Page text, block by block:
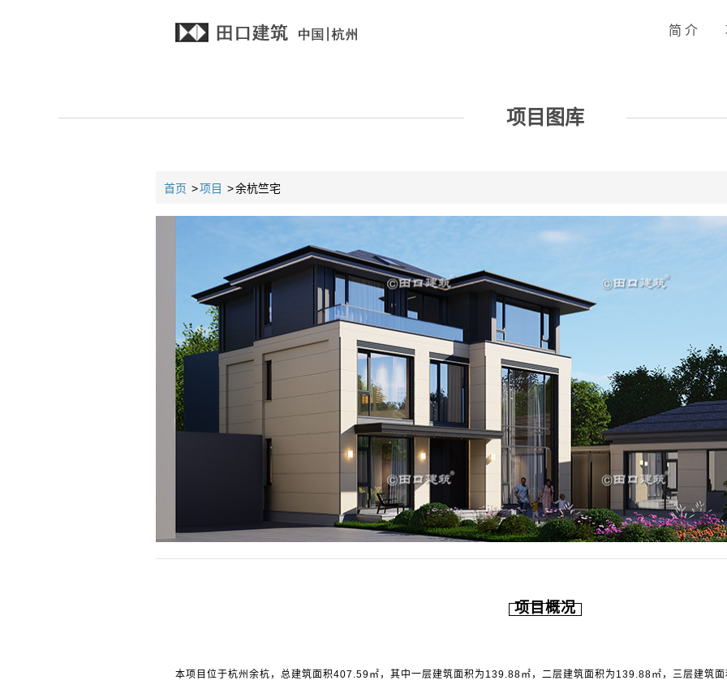
简 介
项目图库
首页 >项目 >余杭竺宅
项目概况
本项目位于杭州余杭，总建筑面积407.59㎡，其中一层建筑面积为139.88㎡，二层建筑面积为139.88㎡，三层建筑